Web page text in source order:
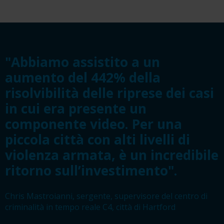
"Abbiamo assistito a un
aumento del 442% della
risolvibilità delle riprese dei casi
in cui era presente un
componente video. Per una
piccola città con alti livelli di
violenza armata, è un incredibile
ritorno sull’investimento".
Chris Mastroianni, sergente, supervisore del centro di
criminalità in tempo reale C4, città di Hartford